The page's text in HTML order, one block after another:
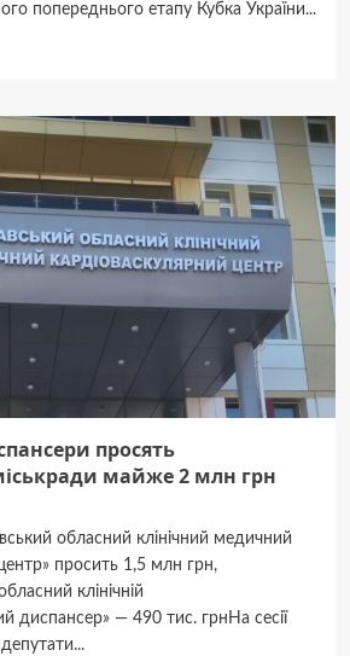
попереднього етапу Кубка України...
просять
майже 2 млн грн
обласний клінічний медичний
просить 1,5 млн грн,
клінічній
диспансер» — 490 тис. грнНа сесії